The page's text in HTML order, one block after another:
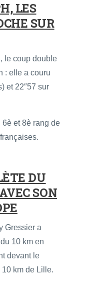
LES
SUR
le coup double
: elle a couru
et 22″57 sur
et 8è rang de
DU
SON
Gressier a
10 km en
devant le
km de Lille.